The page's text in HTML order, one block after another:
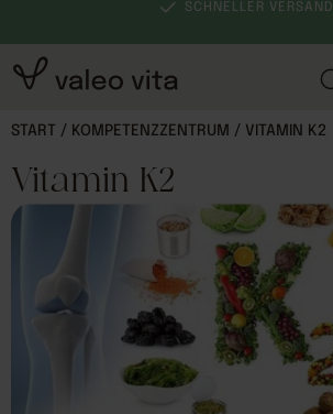
SCHNELLER VERSAND
START / KOMPETENZZENTRUM / VITAMIN K2
Vitamin K2